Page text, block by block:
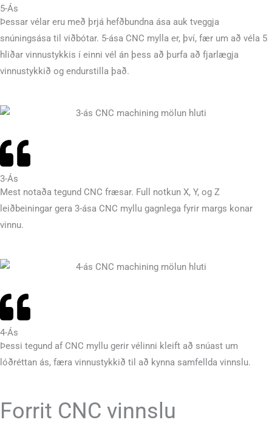
5-Ás
Þessar vélar eru með þrjá hefðbundna ása auk tveggja
snúningsása til viðbótar. 5-ása CNC mylla er, því, fær um að véla 5
hliðar vinnustykkis í einni vél án þess að þurfa að fjarlægja
vinnustykkið og endurstilla það.
3-Ás
Mest notaða tegund CNC fræsar. Full notkun X, Y, og Z
leiðbeiningar gera 3-ása CNC myllu gagnlega fyrir margs konar
vinnu.
4-Ás
Þessi tegund af CNC myllu gerir vélinni kleift að snúast um
lóðréttan ás, færa vinnustykkið til að kynna samfellda vinnslu.
Forrit CNC vinnslu